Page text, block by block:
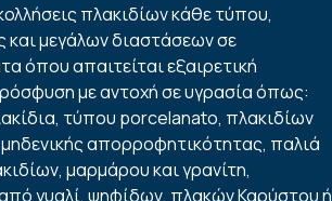
πλακιδίων κάθε τύπου,
και μεγάλων διαστάσεων σε
όπου απαιτείται εξαιρετική
με αντοχή σε υγρασία όπως:
τύπου porcelanato, πλακιδίων
μηδενικής απορροφητικότητας, παλιά
μαρμάρου και γρανίτη,
γυαλί, ψηφίδων, πλακών Καρύστου ή